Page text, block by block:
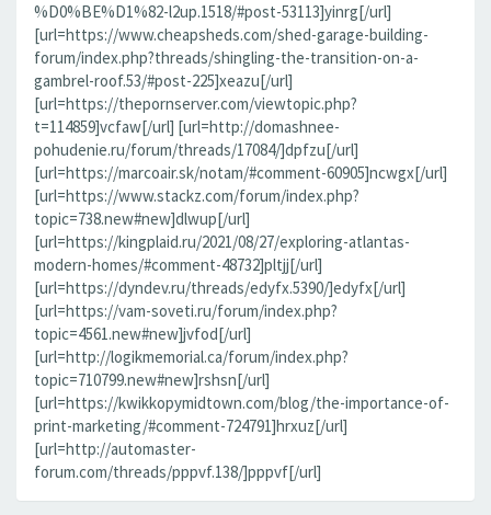
%D0%BE%D1%82-l2up.1518/#post-53113]yinrg[/url]
[url=https://www.cheapsheds.com/shed-garage-building-
forum/index.php?threads/shingling-the-transition-on-a-
gambrel-roof.53/#post-225]xeazu[/url]
[url=https://thepornserver.com/viewtopic.php?
t=114859]vcfaw[/url] [url=http://domashnee-
pohudenie.ru/forum/threads/17084/]dpfzu[/url]
[url=https://marcoair.sk/notam/#comment-60905]ncwgx[/url]
[url=https://www.stackz.com/forum/index.php?
topic=738.new#new]dlwup[/url]
[url=https://kingplaid.ru/2021/08/27/exploring-atlantas-
modern-homes/#comment-48732]pltjj[/url]
[url=https://dyndev.ru/threads/edyfx.5390/]edyfx[/url]
[url=https://vam-soveti.ru/forum/index.php?
topic=4561.new#new]jvfod[/url]
[url=http://logikmemorial.ca/forum/index.php?
topic=710799.new#new]rshsn[/url]
[url=https://kwikkopymidtown.com/blog/the-importance-of-
print-marketing/#comment-724791]hrxuz[/url]
[url=http://automaster-
forum.com/threads/pppvf.138/]pppvf[/url]